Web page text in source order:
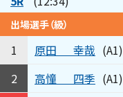
出場選手（級）
1 原田 幸哉 (A1)
2
高憧 四季 (A1)